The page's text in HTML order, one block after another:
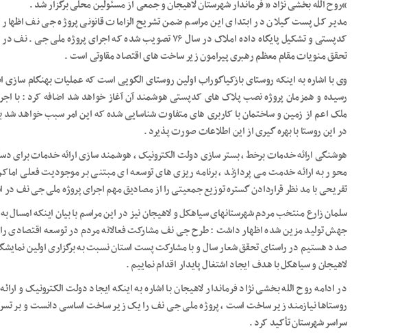
“روح الله بخشی نژاد ” فرماندار شهرستان لاهیجان و جمعی از مسئولین محلی برگزار شد .
مدیر کل پست گیلان در ابتدای این مراسم ضمن تشریح الزامات قانونی پروژه جی نف اظهار
کدپستی و تشکیل پایگاه داده املاک در سال ۷۶ تصویب شده که اجرای
تحقق منویات مقام معظم رهبری پیرامون زیر ساخت های اقتصاد مقاوتی است .
وی با اشاره به اینکه روستای بازکیاگوراب اولین روستای الگویی است که عملیات بهنگام سازی
ملک اعم از زمین و ساختمان با کاربری های متفاوت شناسایی شده که این امر سبب خواهد شد
در این روستا با بهره گیری از این اطلاعات صورت پذیرد .
هوشنگی ارائه خدمات برخط ، بستر سازی دولت الکترونیک ، هوشمند سازی ارائه خدمات برای
محور به ارائه خدمت می پردازند ، برنامه ریزی های توسعه ای مبتنی بر موجودیت فعلی
تفریحی با مد نظر قراردادن گستره توزیع جمعیتی را از مصادیق مهم اجرای پروژه ملی جی نف
سلمان زارع منتخب مردم شهرستانهای سیاهکل و لاهیجان نیز در این مراسم با بیان اینکه امسال
جهش تولید مزین شده اظهار داشت : طرح جی نف مشارکت فعالانه مردم در توسعه اقتصادی
صدد هستیم در راستای تحقق شعار سال و با مشارکت پست استان نسبت به برگزاری اولین
لاهیجان و سیاهکل با هدف ایجاد اشتغال پایدار اقدام نماییم .
در ادامه روح الله بخشی نژاد فرماندار لاهیجان با اشاره به اینکه ایجاد دولت الکترونیک و
روستاها نیازمند زیر ساخت است ، پروژه ملی جی نف را یک زیر ساخت اساسی دانست و بر
سراسر شهرستان تأکید کرد .